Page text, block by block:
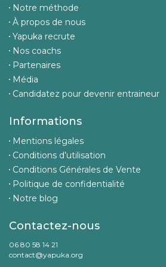
Notre méthode
À propos de nous
Yapuka recrute
Nos coachs
Partenaires
Média
Candidatez pour devenir entraineur
Informations
Mentions légales
Conditions d’utilisation
Conditions Générales de Vente
Politique de confidentialité
Notre blog
Contactez-nous
06 80 58 14 21
contact@yapuka.org